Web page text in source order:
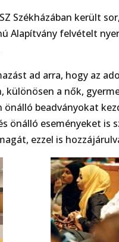
Székházában került
Alapítvány felvételt
ad arra, hogy az
a nők,
beadványokat
önálló eseményeket
ezzel is